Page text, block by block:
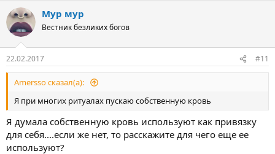
Мур мур
Вестник безликих богов
22.02.2017 #11
Amersso сказал(а):
Я при многих ритуалах пускаю собственную кровь
Я думала собственную кровь используют как привязку
для себя....если же нет, то расскажите для чего еще ее
используют?